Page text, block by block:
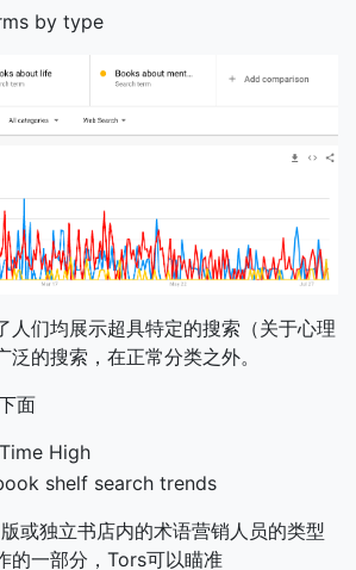
人们均展示超具特定的搜索（关于心理
的搜索，在正常分类之外。
面
High
或独立书店内的术语营销人员的类型
的一部分，Tors可以瞄准